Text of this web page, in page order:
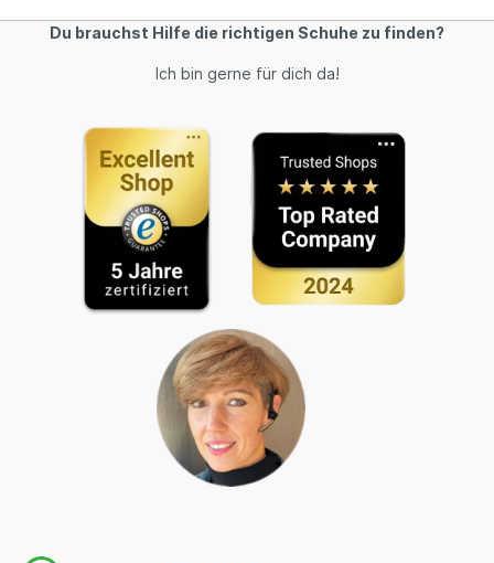
Du brauchst Hilfe die richtigen Schuhe zu finden?
Ich bin gerne für dich da!